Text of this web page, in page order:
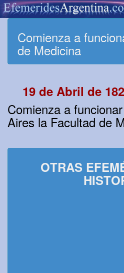
Comienza a
de Medicina
19 de Abril de
Comienza a
Aires la Facultad de
OTRAS